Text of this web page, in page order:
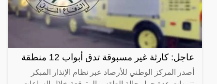
عاجل: كارثة غير مسبوقة تدق أبواب 12 منطقة
أصدر المركز الوطني للأرصاد عبر نظام الإنذار المبكر